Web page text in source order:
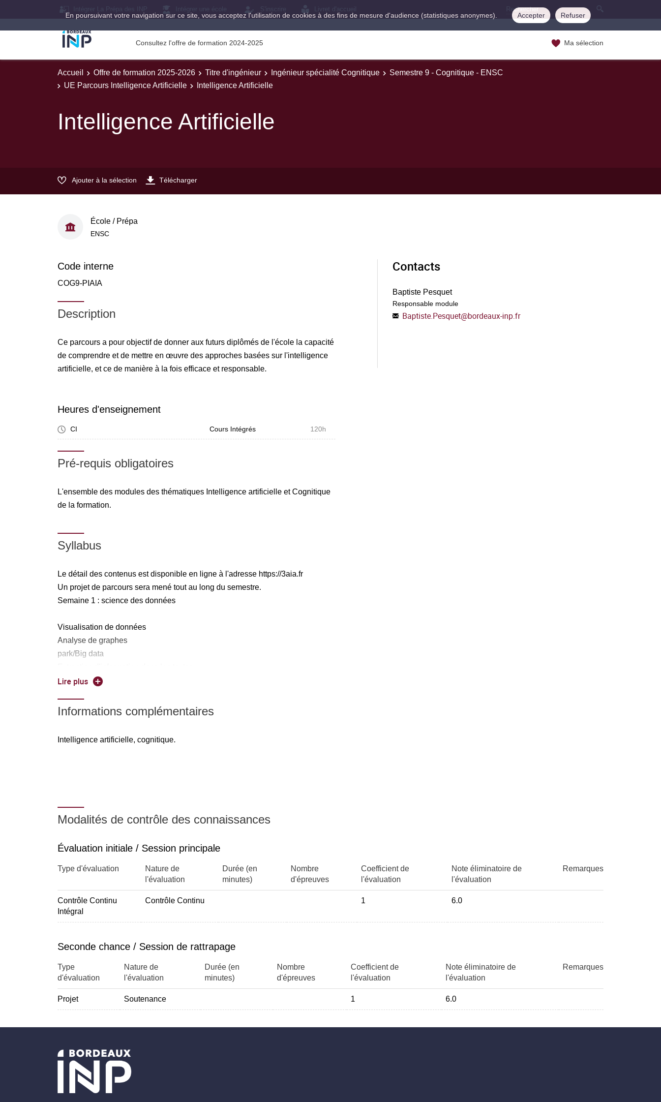
En poursuivant votre navigation sur ce site, vous acceptez l'utilisation de cookies à des fins de mesure d'audience (statistiques anonymes). Accepter Refuser
Intégrer La Prépa des INP Intégrer une école S'inscrire Livret d'accueil
Consultez l'offre de formation 2024-2025 Ma sélection
Accueil Offre de formation 2025-2026 Titre d'ingénieur Ingénieur spécialité Cognitique
Semestre 9 - Cognitique - ENSC
UE Parcours Intelligence Artificielle
Intelligence Artificielle
Intelligence Artificielle
Ajouter à la sélection Télécharger
École / Prépa
ENSC
Code interne
COG9-PIAIA
Description
Ce parcours a pour objectif de donner aux futurs diplômés de l'école la capacité
de comprendre et de mettre en œuvre des approches basées sur l'intelligence
artificielle, et ce de manière à la fois efficace et responsable.
Heures d'enseignement
CI Cours Intégrés 120h
Pré-requis obligatoires
L'ensemble des modules des thématiques Intelligence artificielle et Cognitique
de la formation.
Syllabus
Le détail des contenus est disponible en ligne à l'adresse https://3aia.fr
Un projet de parcours sera mené tout au long du semestre.
Semaine 1 : science des données
Visualisation de données
Analyse de graphes
park/Big data
Traitement des séquences
Modèles génératifs
Algorithmes évolutionnaires
Interprétabilité et explicabilité
MLOps
Informatique quantique
IMT...) ou des entreprises partenaires de l'ENSC (IBM, Onepoint, ThinkDeep...).
Lire plus
Informations complémentaires
Intelligence artificielle, cognitique.
Contacts
Baptiste Pesquet
Responsable module
Baptiste.Pesquet@bordeaux-inp.fr
Modalités de contrôle des connaissances
Évaluation initiale / Session principale
Type d'évaluation
Nature de
l'évaluation
Durée (en
minutes)
Nombre
d'épreuves
Coefficient de
l'évaluation
Note éliminatoire de
l'évaluation
Remarques
Contrôle Continu
Intégral
Contrôle Continu 1 6.0
Seconde chance / Session de rattrapage
Type
d'évaluation
Nature de
l'évaluation
Durée (en
minutes)
Nombre
d'épreuves
Coefficient de
l'évaluation
Note éliminatoire de
l'évaluation
Remarques
Projet Soutenance 1 6.0